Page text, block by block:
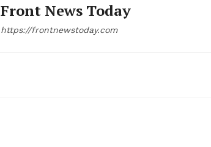
Front News Today
https://frontnewstoday.com